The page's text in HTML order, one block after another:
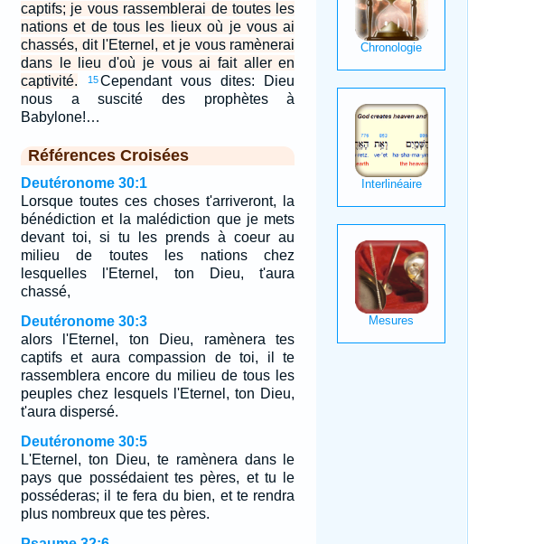
captifs; je vous rassemblerai de toutes les
nations et de tous les lieux où je vous ai
chassés, dit l'Eternel, et je vous ramènerai
dans le lieu d'où je vous ai fait aller en
captivité.
15Cependant vous dites: Dieu
nous a suscité des prophètes à
Babylone!…
Références Croisées
Deutéronome 30:1
Lorsque toutes ces choses t'arriveront, la
bénédiction et la malédiction que je mets
devant toi, si tu les prends à coeur au
milieu de toutes les nations chez
lesquelles l'Eternel, ton Dieu, t'aura
chassé,
Deutéronome 30:3
alors l'Eternel, ton Dieu, ramènera tes
captifs et aura compassion de toi, il te
rassemblera encore du milieu de tous les
peuples chez lesquels l'Eternel, ton Dieu,
t'aura dispersé.
Deutéronome 30:5
L'Eternel, ton Dieu, te ramènera dans le
pays que possédaient tes pères, et tu le
posséderas; il te fera du bien, et te rendra
plus nombreux que tes pères.